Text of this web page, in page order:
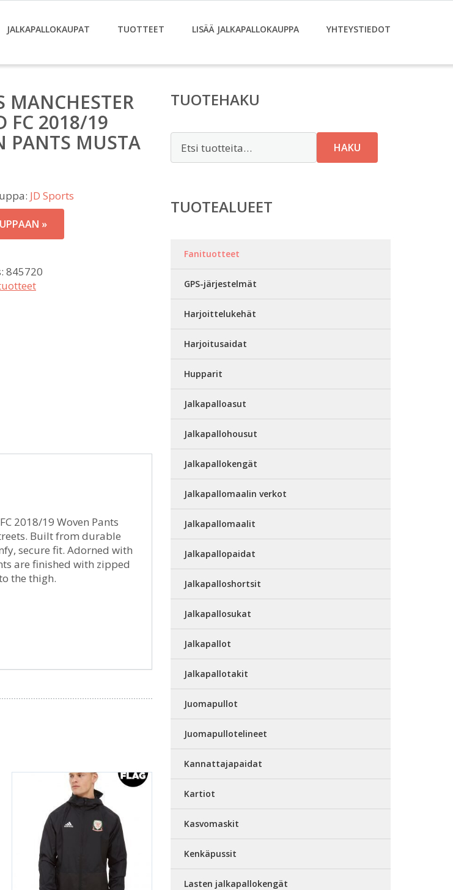
JALKAPALLOKAUPAT TUOTTEET LISÄÄ JALKAPALLOKAUPPA YHTEYSTIEDOT
MANCHESTER
FC 2018/19
PANTS MUSTA
JD Sports
»
845720
2018/19 Woven Pants
Built from durable
secure fit. Adorned with
are finished with zipped
the thigh.
TUOTEHAKU
HAKU
TUOTEALUEET
Fanituotteet
GPS-järjestelmät
Harjoittelukehät
Harjoitusaidat
Hupparit
Jalkapalloasut
Jalkapallohousut
Jalkapallokengät
Jalkapallomaalin verkot
Jalkapallomaalit
Jalkapallopaidat
Jalkapalloshortsit
Jalkapallosukat
Jalkapallot
Jalkapallotakit
Juomapullot
Juomapullotelineet
Kannattajapaidat
Kartiot
Kasvomaskit
Kenkäpussit
Lasten jalkapallokengät